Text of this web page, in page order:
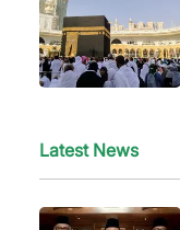
Latest News